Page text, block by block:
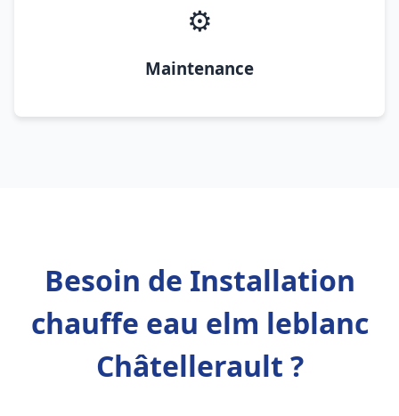
⚙️
Maintenance
Besoin de Installation
chauffe eau elm leblanc
Châtellerault ?